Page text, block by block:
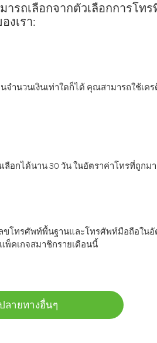
รถเลือกจากตัวเลือกการโท
งเรา:
จำนวนเงินเท่าใดก็ได้ คุณสามารถใช้เ
อกได้นาน 30 วัน ในอัตราค่าโทรที่ถูกม
ขโทรศัพท์พื้นฐานและโทรศัพท์มือถือใน
คเกจสมาชิกรายเดือนนี้
ลายทางอื่นๆ